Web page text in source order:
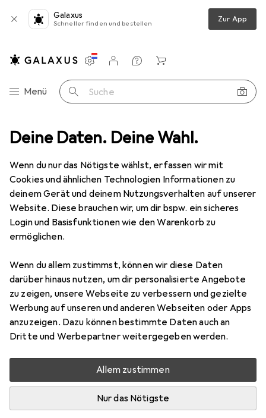
Deine Daten. Deine Wahl.
Wenn du nur das Nötigste wählst, erfassen wir mit
Cookies und ähnlichen Technologien Informationen zu
deinem Gerät und deinem Nutzungsverhalten auf unserer
Website. Diese brauchen wir, um dir bspw. ein sicheres
Login und Basisfunktionen wie den Warenkorb zu
ermöglichen.
Wenn du allem zustimmst, können wir diese Daten
darüber hinaus nutzen, um dir personalisierte Angebote
zu zeigen, unsere Webseite zu verbessern und gezielte
Werbung auf unseren und anderen Webseiten oder Apps
anzuzeigen. Dazu können bestimmte Daten auch an
Dritte und Werbepartner weitergegeben werden.
Allem zustimmen
Nur das Nötigste
Galaxus
Schneller finden und bestellen Zur App
Navigation nach Kategorien
Menü Suche
Einstellungen
Kundenkonto
Vergleichslisten
Merklisten
Warenkorb
Schrauben + Bohren Bits
Wera840/2 Bits
Bewertungen
Aktuell nicht lieferbar
Benachrichtigen, wenn lieferbar
Vergleichen Merken
Kostenloser Versand ab 30,– i